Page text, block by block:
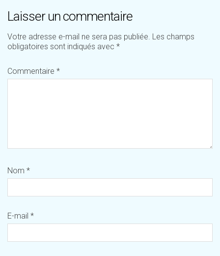
Laisser un commentaire
Votre adresse e-mail ne sera pas publiée. Les champs
obligatoires sont indiqués avec *
Commentaire *
Nom *
E-mail *